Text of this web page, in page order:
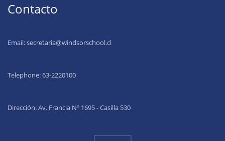
Contacto
Email:secretaria@windsorschool.cl
Telephone: 63-2220100
Dirección: Av. Francia Nº 1695 - Casilla 530